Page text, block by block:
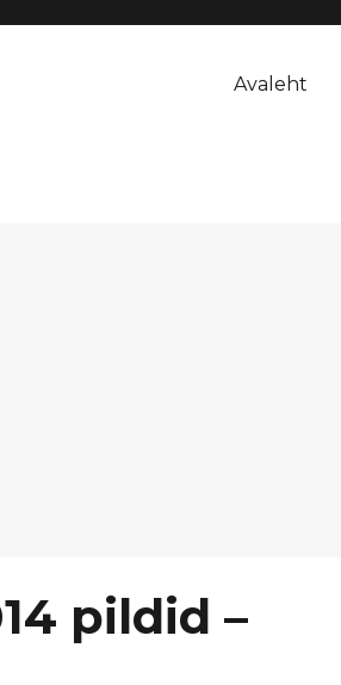
Avaleht
pildid –